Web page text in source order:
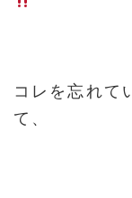
コレを忘れて
て、